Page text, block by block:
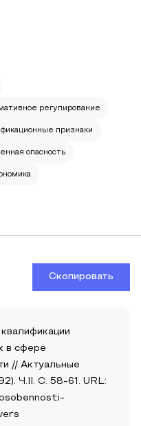
регулирование
признаки
опасность
Скопировать
в сфере
// Актуальные
Ч.II. С. 58-61. URL: